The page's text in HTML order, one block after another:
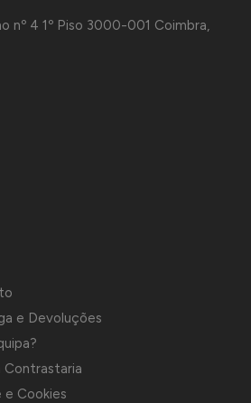
nº 4 1º Piso 3000-001 Coimbra,
e Devoluções
Contrastaria
e Cookies